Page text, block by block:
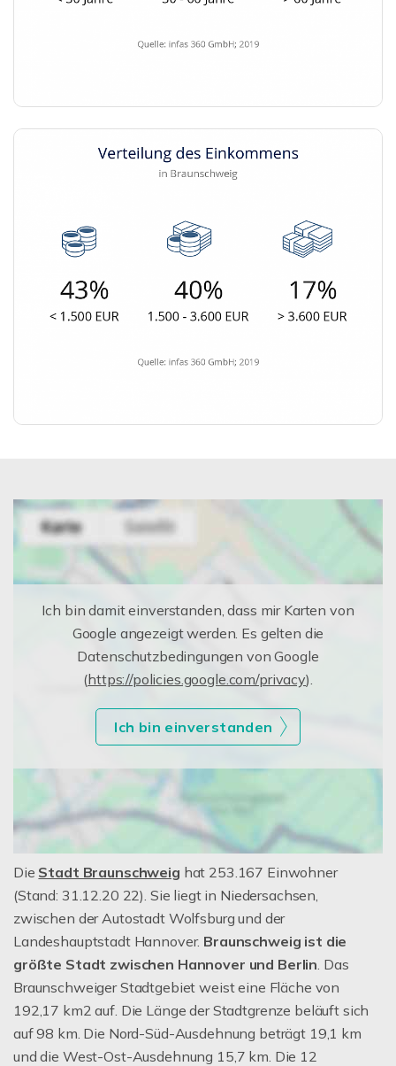
Ich bin damit einverstanden, dass mir Karten von
Google angezeigt werden. Es gelten die
Datenschutzbedingungen von Google
(https://policies.google.com/privacy).
Ich bin einverstanden
Die Stadt Braunschweig hat 253.167 Einwohner
(Stand: 31.12.20 22). Sie liegt in Niedersachsen,
zwischen der Autostadt Wolfsburg und der
Landeshauptstadt Hannover. Braunschweig ist die
größte Stadt zwischen Hannover und Berlin . Das
Braunschweiger Stadtgebiet weist eine Fläche von
192,17 km2 auf. Die Länge der Stadtgrenze beläuft sich
auf 98 km. Die Nord-Süd-Ausdehnung beträgt 19,1 km
und die West-Ost-Ausdehnung 15,7 km. Die 12